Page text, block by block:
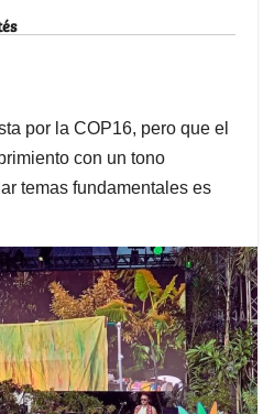
por la COP16, pero que el
con un tono
temas fundamentales es